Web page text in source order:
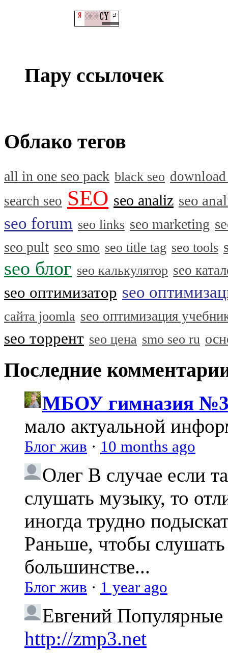
Пару ссылочек
Облако тегов
all in one seo pack black seo download
search seo SEO seo analiz seo
seo forum seo links seo marketing
seo pult seo smo seo title tag seo tools
seo блог seo калькулятор seo
seo оптимизатор seo
сайта joomla seo оптимизация
seo торрент seo цена smo seo ru
Последние
МБОУ гимназия №3
мало актуальной
Блог жив · 10 months ago
Олег В случае если
слушать музыку, то
иногда трудно
Раньше, чтобы слушать
большинстве...
Блог жив · 1 year ago
Евгений Популярные
http://zmp3.net